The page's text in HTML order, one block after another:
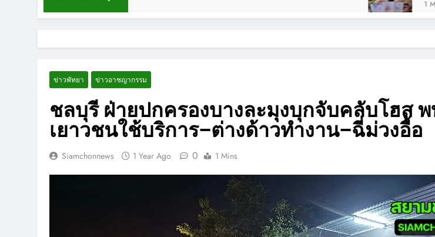
1 Month Ago
ข่าวพัทยา ข่าวอาชญากรรม
ชลบุรี ฝ่ายปกครองบางละมุงบุกจับคลับโฮส
เยาวชนใช้บริการ–ต่างด้าวทำงาน–ฉี่ม่วงอื้อ
Siamchonnews 1 Year Ago 0 1 Mins